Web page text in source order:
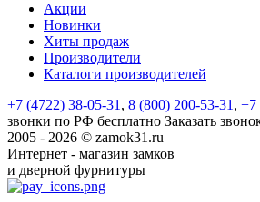
Акции
Новинки
Хиты продаж
Производители
Каталоги производителей
+7 (4722) 38-05-31, 8 (800) 200-53-31, +7
звонки по РФ бесплатно Заказать
2005 - 2026 © zamok31.ru
Интернет - магазин замков
и дверной фурнитуры